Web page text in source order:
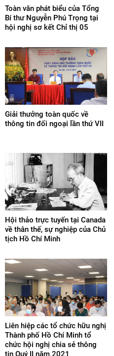
Toàn văn phát biểu của Tổng
Bí thư Nguyễn Phú Trọng tại
hội nghị sơ kết Chỉ thị 05
Giải thưởng toàn quốc về
thông tin đối ngoại lần thứ VII
Hội thảo trực tuyến tại Canada
về thân thế, sự nghiệp của Chủ
tịch Hồ Chí Minh
Liên hiệp các tổ chức hữu nghị
Thành phố Hồ Chí Minh tổ
chức hội nghị chia sẻ thông
tin Quý II năm 2021